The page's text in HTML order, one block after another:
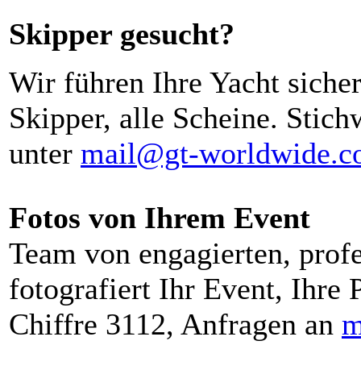
Skipper gesucht?
Wir führen Ihre Yacht
Skipper, alle Scheine.
unter mail@gt-
Fotos von Ihrem Event
Team von engagierten,
fotografiert Ihr Event, Ihre
Chiffre 3112, Anfragen an